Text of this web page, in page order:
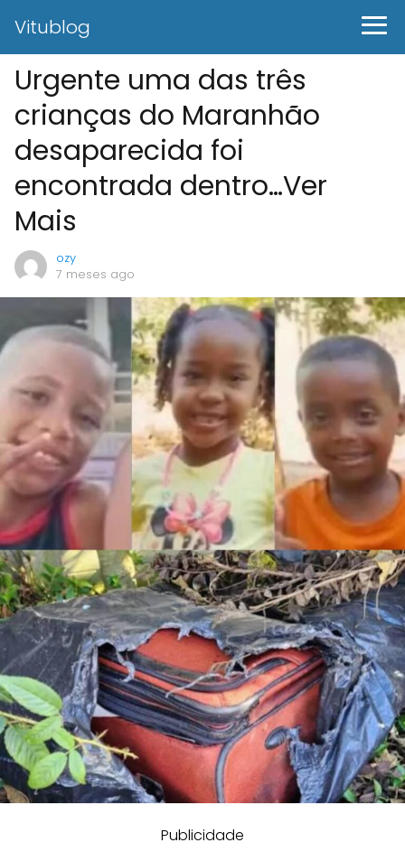
Vitublog
Urgente uma das três
crianças do Maranhão
desaparecida foi
encontrada dentro…Ver
Mais
ozy
7 meses ago
Publicidade